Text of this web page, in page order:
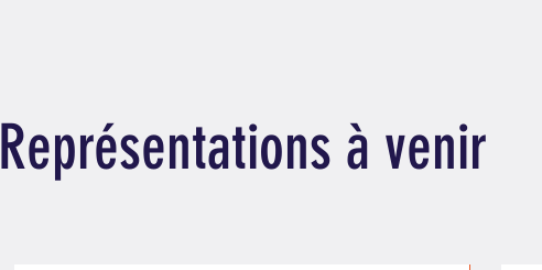
Représentations à venir